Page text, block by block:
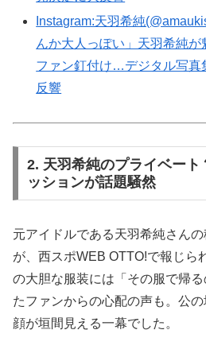
Instagram:天羽希純
んか大人っぽい」天羽希純
ファン釘付け…デジタル写真
反響
2. 天羽希純のプライベート
ッションが話題騒然
元アイドルである天羽希純さん
が、西スポWEB OTTO!で報じら
の大胆な服装には「その服で帰
たファンからの心配の声も。公
顔が垣間見える一幕でした。